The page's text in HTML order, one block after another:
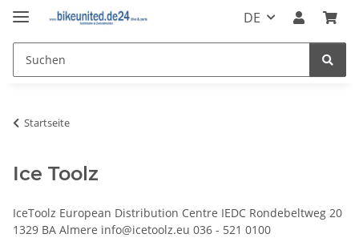
DE
Startseite
Ice Toolz
IceToolz European Distribution Centre IEDC Rondebeltweg 20
1329 BA Almere info@icetoolz.eu 036 - 521 0100